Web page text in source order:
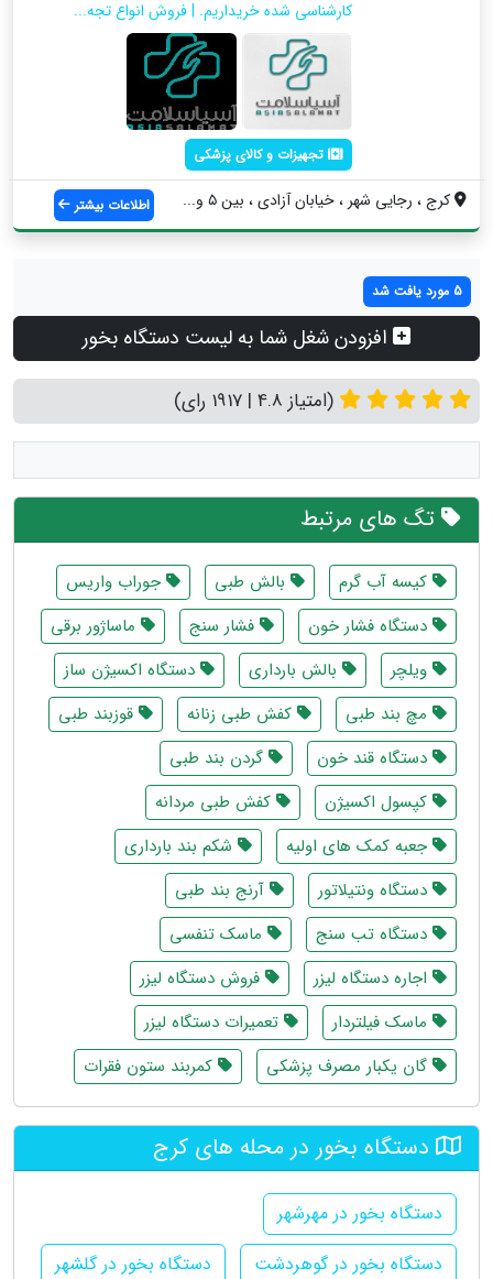
کارشناسی شده خریداریم. | فروش انواع تجه...
تجهیزات و کالای پزشکی
کرج ، رجایی شهر ، خیابان آزادی ، بین ۵ و... اطلاعات بیشتر
5 مورد یافت شد
افزودن شغل شما به لیست دستگاه بخور
(امتیاز 4.8 | 1917 رای)
تگ های مرتبط
کیسه آب گرم بالش طبی
جوراب واریس
دستگاه فشار خون
فشار سنج
ماساژور برقی
ویلچر
بالش بارداری
دستگاه اکسیژن ساز
مچ بند طبی
کفش طبی زنانه
قوزبند طبی
دستگاه قند خون
گردن بند طبی
کپسول اکسیژن
کفش طبی مردانه
جعبه کمک های اولیه
شکم بند بارداری
دستگاه ونتیلاتور
آرنج بند طبی
دستگاه تب سنج
ماسک تنفسی
اجاره دستگاه لیزر
فروش دستگاه لیزر
ماسک فیلتردار
تعمیرات دستگاه لیزر
گان یکبار مصرف پزشکی
کمربند ستون فقرات
دستگاه بخور در محله های کرج
دستگاه بخور در مهرشهر
دستگاه بخور در گوهردشت
دستگاه بخور در گلشهر